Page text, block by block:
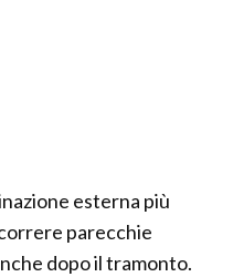
esterna più
parecchie
dopo il tramonto.